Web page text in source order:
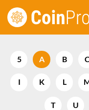
Zum
Inhalt
5 A B C
I K L
T U